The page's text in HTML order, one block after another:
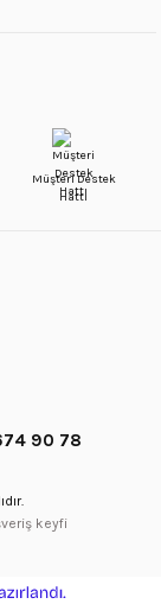
Müşteri Destek
Hattı
keyfi
90 78